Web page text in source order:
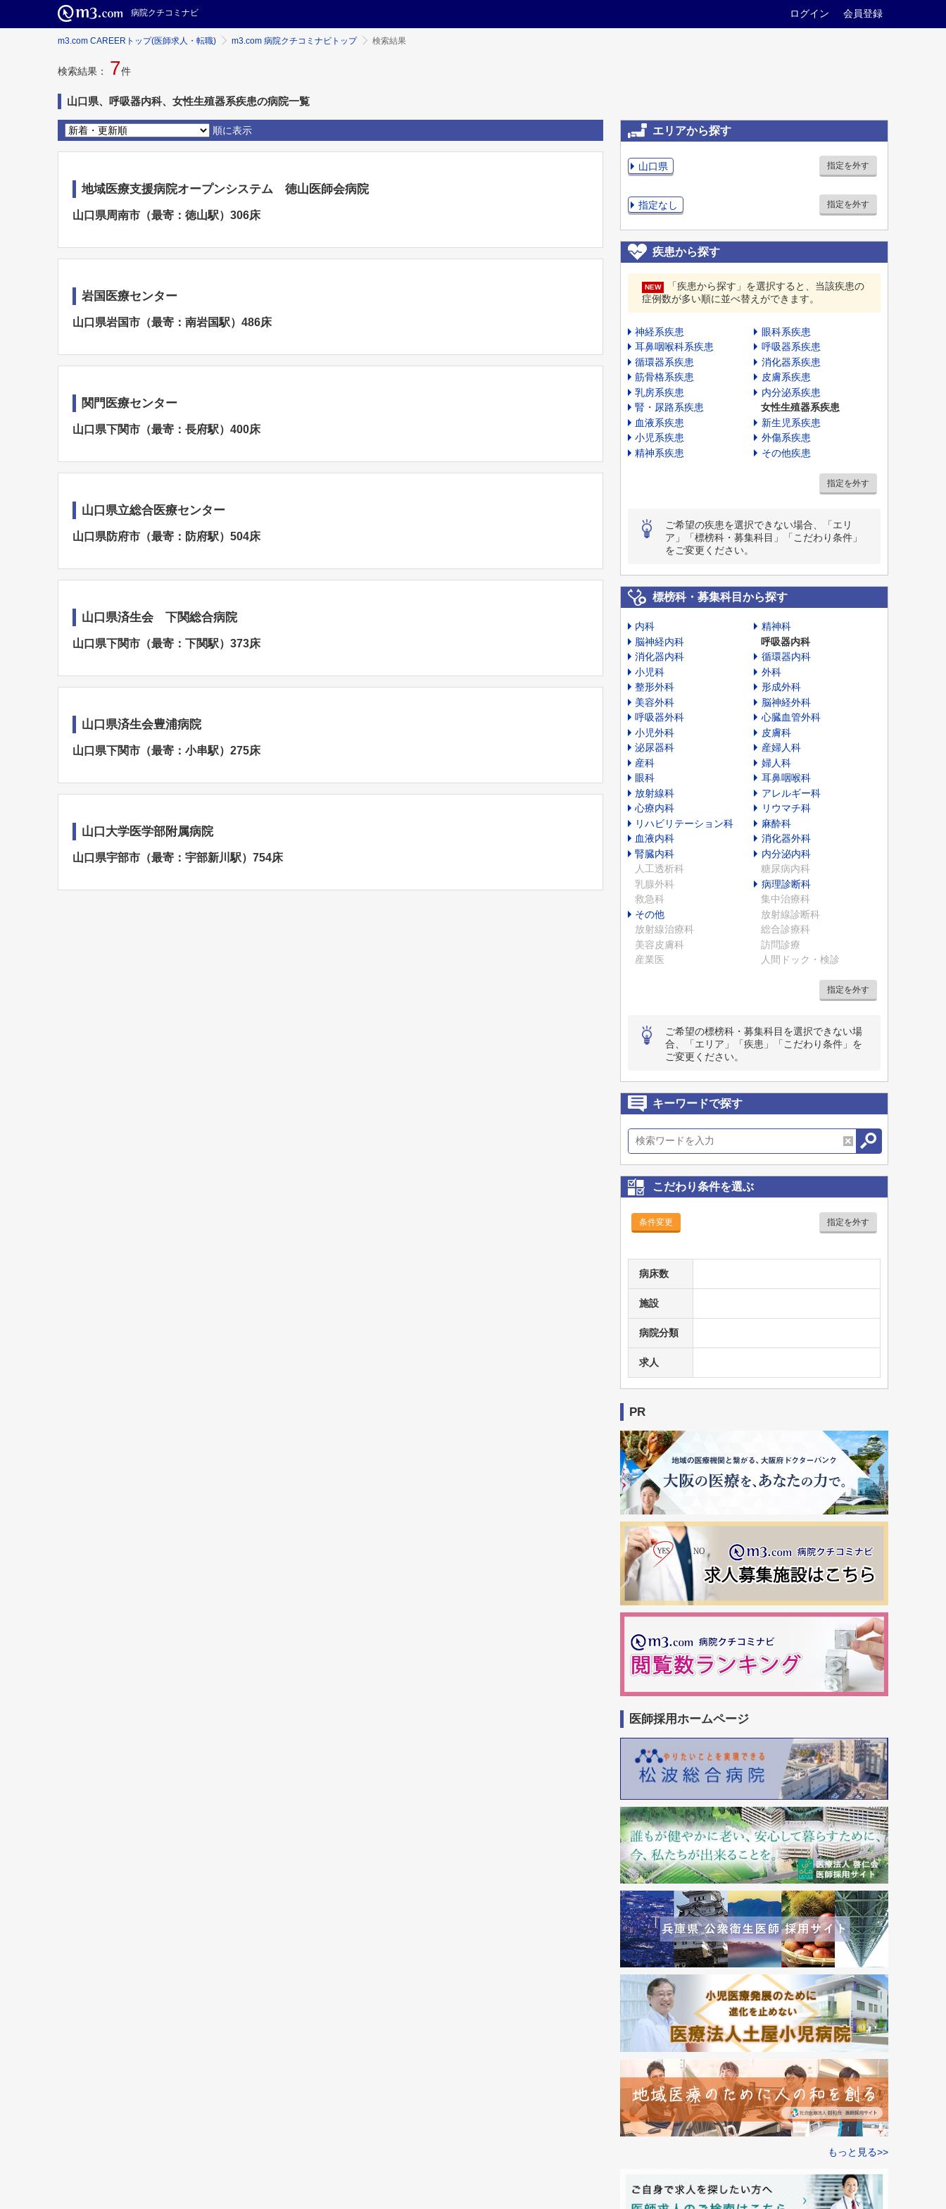
病院クチコミナビ ログイン 会員登録
m3.com CAREERトップ(医師求人・転職) m3.com 病院クチコミナビトップ 検索結果
検索結果： 7件
山口県、呼吸器内科、女性生殖器系疾患の病院一覧
順に表示
地域医療支援病院オープンシステム 徳山医師会病院
山口県周南市（最寄：徳山駅）306床
岩国医療センター
山口県岩国市（最寄：南岩国駅）486床
関門医療センター
山口県下関市（最寄：長府駅）400床
山口県立総合医療センター
山口県防府市（最寄：防府駅）504床
山口県済生会 下関総合病院
山口県下関市（最寄：下関駅）373床
山口県済生会豊浦病院
山口県下関市（最寄：小串駅）275床
山口大学医学部附属病院
山口県宇部市（最寄：宇部新川駅）754床
エリアから探す
山口県 指定を外す
指定なし 指定を外す
疾患から探す
NEW
「疾患から探す」を選択すると、当該疾患の
症例数が多い順に並べ替えができます。
神経系疾患
眼科系疾患
耳鼻咽喉科系疾患
呼吸器系疾患
循環器系疾患
消化器系疾患
筋骨格系疾患
皮膚系疾患
乳房系疾患
内分泌系疾患
腎・尿路系疾患
女性生殖器系疾患
血液系疾患
新生児系疾患
小児系疾患
外傷系疾患
精神系疾患
その他疾患
指定を外す
ご希望の疾患を選択できない場合、「エリ
ア」「標榜科・募集科目」「こだわり条件」
をご変更ください。
標榜科・募集科目から探す
内科
精神科
脳神経内科
呼吸器内科
消化器内科
循環器内科
小児科
外科
整形外科
形成外科
美容外科
脳神経外科
呼吸器外科
心臓血管外科
小児外科
皮膚科
泌尿器科
産婦人科
産科
婦人科
眼科
耳鼻咽喉科
放射線科
アレルギー科
心療内科
リウマチ科
リハビリテーション科
麻酔科
血液内科
消化器外科
腎臓内科
内分泌内科
人工透析科
糖尿病内科
乳腺外科
病理診断科
救急科
集中治療科
その他
放射線診断科
放射線治療科
総合診療科
美容皮膚科
訪問診療
産業医
人間ドック・検診
指定を外す
ご希望の標榜科・募集科目を選択できない場
合、「エリア」「疾患」「こだわり条件」を
ご変更ください。
キーワードで探す
こだわり条件を選ぶ
条件変更 指定を外す
病床数
施設
病院分類
求人
PR
医師採用ホームページ
もっと見る>>